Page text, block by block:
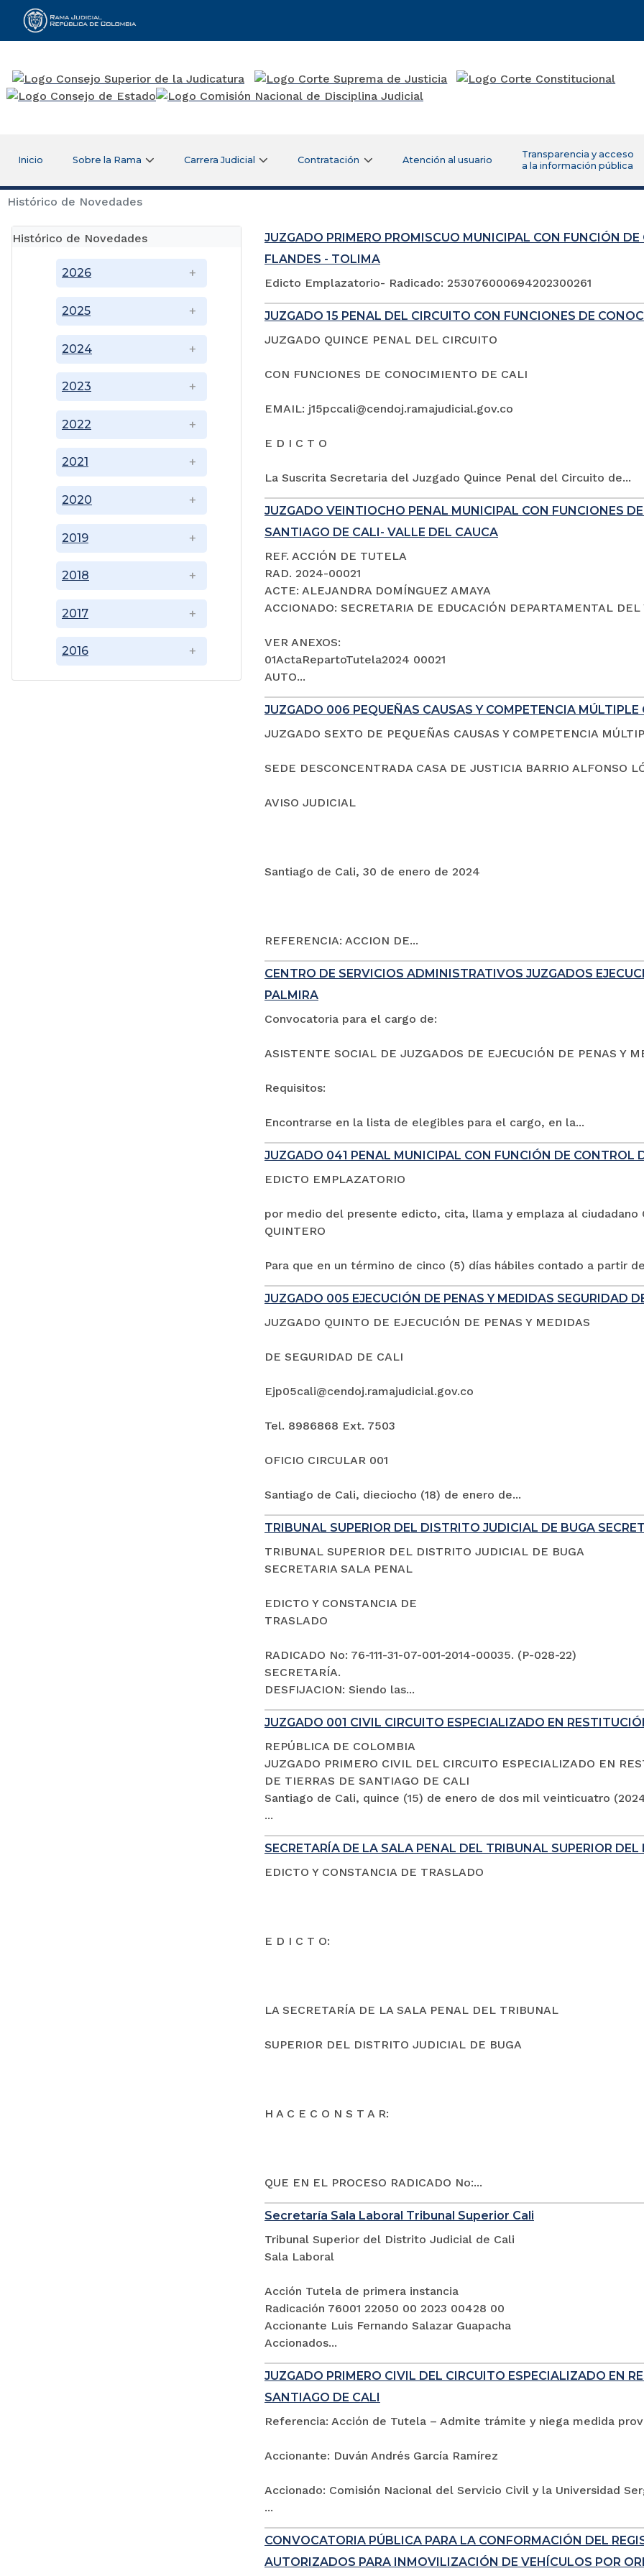
Rama Judicial
Inicio Sobre la Rama Carrera Judicial Contratación Atención al usuario
Transparencia y acceso
a la información pública
Histórico de Novedades
Histórico de Novedades
2016
2017
2018
2019
2020
2021
2022
2023
2024
2025
2026
JUZGADO PRIMERO PROMISCUO MUNICIPAL CON FUNCIÓN
FLANDES - TOLIMA
Edicto Emplazatorio- Radicado: 253076000694202300261
JUZGADO 15 PENAL DEL CIRCUITO CON FUNCIONES DE
JUZGADO QUINCE PENAL DEL CIRCUITO
CON FUNCIONES DE CONOCIMIENTO DE CALI
EMAIL: j15pccali@cendoj.ramajudicial.gov.co
E D I C T O
La Suscrita Secretaria del Juzgado Quince Penal del Circuito de...
JUZGADO VEINTIOCHO PENAL MUNICIPAL CON FUNCIONES
SANTIAGO DE CALI- VALLE DEL CAUCA
REF. ACCIÓN DE TUTELA
RAD. 2024-00021
ACTE: ALEJANDRA DOMÍNGUEZ AMAYA
ACCIONADO: SECRETARIA DE EDUCACIÓN DEPARTAMENTAL
VER ANEXOS:
01ActaRepartoTutela2024 00021
AUTO...
JUZGADO 006 PEQUEÑAS CAUSAS Y COMPETENCIA MÚLTIPLE
JUZGADO SEXTO DE PEQUEÑAS CAUSAS Y COMPETENCIA
SEDE DESCONCENTRADA CASA DE JUSTICIA BARRIO ALFONSO
AVISO JUDICIAL
Santiago de Cali, 30 de enero de 2024
REFERENCIA: ACCION DE...
CENTRO DE SERVICIOS ADMINISTRATIVOS JUZGADOS
PALMIRA
Convocatoria para el cargo de:
ASISTENTE SOCIAL DE JUZGADOS DE EJECUCIÓN DE PENAS Y
Requisitos:
Encontrarse en la lista de elegibles para el cargo, en la...
JUZGADO 041 PENAL MUNICIPAL CON FUNCIÓN DE CONTROL
EDICTO EMPLAZATORIO
por medio del presente edicto, cita, llama y emplaza al ciudadano
QUINTERO
Para que en un término de cinco (5) días hábiles contado a partir
JUZGADO 005 EJECUCIÓN DE PENAS Y MEDIDAS SEGURIDAD
JUZGADO QUINTO DE EJECUCIÓN DE PENAS Y MEDIDAS
DE SEGURIDAD DE CALI
Ejp05cali@cendoj.ramajudicial.gov.co
Tel. 8986868 Ext. 7503
OFICIO CIRCULAR 001
Santiago de Cali, dieciocho (18) de enero de...
TRIBUNAL SUPERIOR DEL DISTRITO JUDICIAL DE BUGA
TRIBUNAL SUPERIOR DEL DISTRITO JUDICIAL DE BUGA
SECRETARIA SALA PENAL
EDICTO Y CONSTANCIA DE
TRASLADO
RADICADO No: 76-111-31-07-001-2014-00035. (P-028-22)
SECRETARÍA.
DESFIJACION: Siendo las...
JUZGADO 001 CIVIL CIRCUITO ESPECIALIZADO EN
REPÚBLICA DE COLOMBIA
JUZGADO PRIMERO CIVIL DEL CIRCUITO ESPECIALIZADO EN
DE TIERRAS DE SANTIAGO DE CALI
Santiago de Cali, quince (15) de enero de dos mil veinticuatro
...
SECRETARÍA DE LA SALA PENAL DEL TRIBUNAL SUPERIOR
EDICTO Y CONSTANCIA DE TRASLADO
E D I C T O:
LA SECRETARÍA DE LA SALA PENAL DEL TRIBUNAL
SUPERIOR DEL DISTRITO JUDICIAL DE BUGA
H A C E C O N S T A R:
QUE EN EL PROCESO RADICADO No:...
Secretaría Sala Laboral Tribunal Superior Cali
Tribunal Superior del Distrito Judicial de Cali
Sala Laboral
Acción Tutela de primera instancia
Radicación 76001 22050 00 2023 00428 00
Accionante Luis Fernando Salazar Guapacha
Accionados...
JUZGADO PRIMERO CIVIL DEL CIRCUITO ESPECIALIZADO EN
SANTIAGO DE CALI
Referencia: Acción de Tutela – Admite trámite y niega medida
Accionante: Duván Andrés García Ramírez
Accionado: Comisión Nacional del Servicio Civil y la Universidad
...
CONVOCATORIA PÚBLICA PARA LA CONFORMACIÓN DEL
AUTORIZADOS PARA INMOVILIZACIÓN DE VEHÍCULOS POR